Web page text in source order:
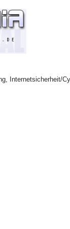
Internetsicherheit/